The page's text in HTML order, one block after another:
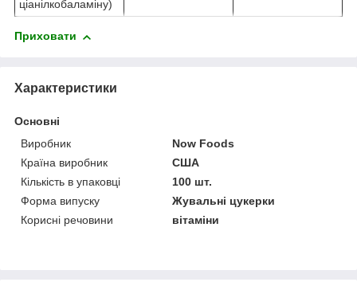
ціанілкобаламіну)
Приховати
Характеристики
Основні
Виробник
Now Foods
Країна виробник
США
Кількість в упаковці
100 шт.
Форма випуску
Жувальні цукерки
Корисні речовини
вітаміни